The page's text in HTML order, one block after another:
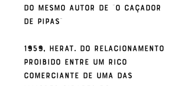
Do mesmo autor de "O Caçador
de Pipas"
1959, Herat. Do relacionamento
proibido entre um rico
comerciante de uma das